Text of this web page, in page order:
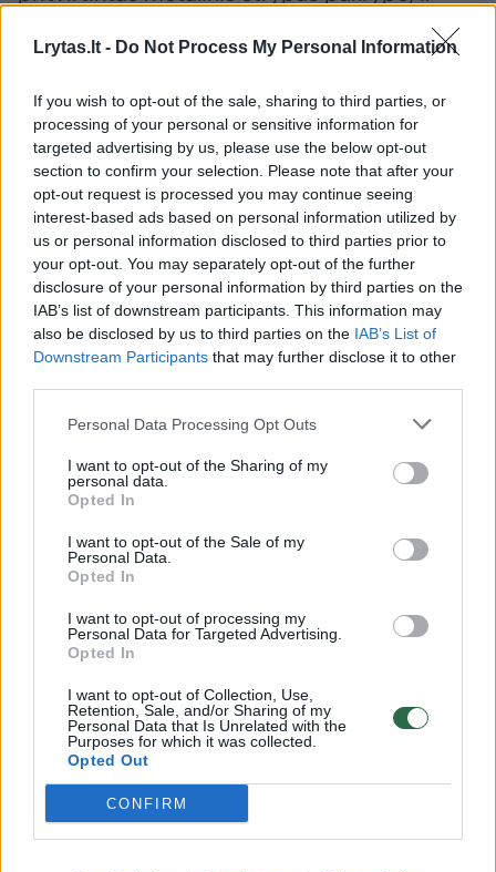
Lrytas.lt - Do Not Process My Personal Information
If you wish to opt-out of the sale, sharing to third parties, or
processing of your personal or sensitive information for
targeted advertising by us, please use the below opt-out
section to confirm your selection. Please note that after your
opt-out request is processed you may continue seeing
interest-based ads based on personal information utilized by
us or personal information disclosed to third parties prior to
your opt-out. You may separately opt-out of the further
disclosure of your personal information by third parties on the
IAB’s list of downstream participants. This information may
also be disclosed by us to third parties on the IAB’s List of
Downstream Participants that may further disclose it to other
Personal Data Processing Opt Outs
I want to opt-out of the Sharing of my
personal data.
Opted In
I want to opt-out of the Sale of my
Personal Data.
Opted In
I want to opt-out of processing my
Personal Data for Targeted Advertising.
Opted In
I want to opt-out of Collection, Use,
Retention, Sale, and/or Sharing of my
Personal Data that Is Unrelated with the
Purposes for which it was collected.
Opted Out
CONFIRM
Tačiau sekmadienį strypą pavyko ištiesinti ir
vėjas gali ją sukinėti.
Buvo sunku gauti leidimą
Skulptorius įsitikinęs, kad į plieninę vėtrungę
žaibas netrenks - greta yra aukštesnių namų.
Sunkiausia buvo gauti leidimą savivaldybėje
vėtrungei iškelti. Senose nuotraukose
nepavyko rasti vaizdo, kur būtų matyti, ant
kurio namo bokšto ji sukosi. Namas turi 4
Savivaldybė leido užkelti vėtrungę ant
kampinio, esančio jau Literatų gatvėje. Iš
Pilies gatvės Liuciferį nugalėjęs arkangelas
Mykolas beveik nepastebimas, bet užvertus
galvą galima jį pamatyti iš Literatų gatvės
pusės.
Nuo XVII ši gatvė vadinosi Šv.Mykolo